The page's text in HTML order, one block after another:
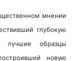
мнении
глубокую
лучшие образцы
новую